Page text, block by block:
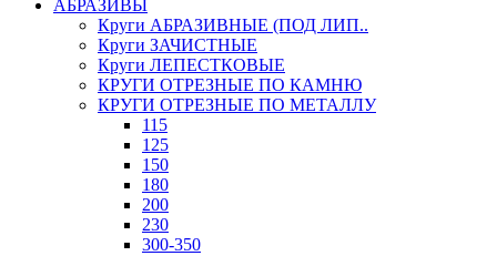
АБРАЗИВЫ
Круги АБРАЗИВНЫЕ (ПОД ЛИП..
Круги ЗАЧИСТНЫЕ
Круги ЛЕПЕСТКОВЫЕ
КРУГИ ОТРЕЗНЫЕ ПО КАМНЮ
КРУГИ ОТРЕЗНЫЕ ПО МЕТАЛЛУ
115
125
150
180
200
230
300-350